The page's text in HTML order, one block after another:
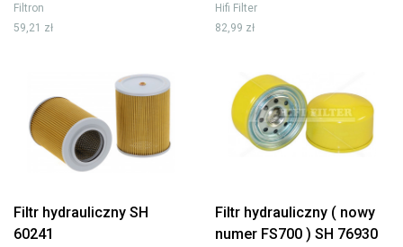
Filtron
59,21 zł
Hifi Filter
82,99 zł
Filtr hydrauliczny SH
60241
Filtr hydrauliczny ( nowy
numer FS700 ) SH 76930